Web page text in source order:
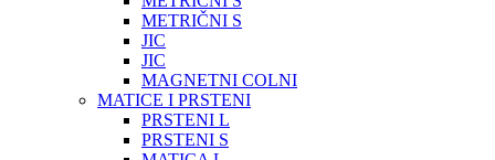
METRIČNI S
JIC
JIC
MAGNETNI COLNI
MATICE I PRSTENI
PRSTENI L
PRSTENI S